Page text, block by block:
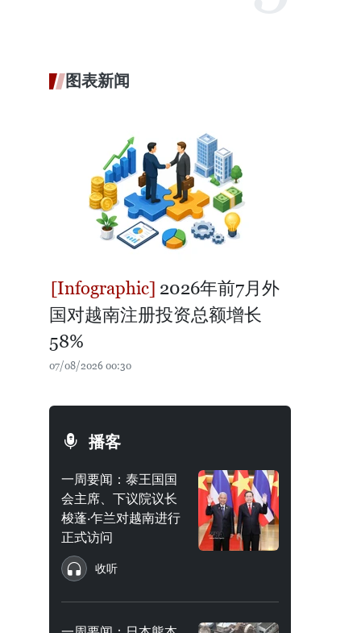
图表新闻
2026年前7月外
国对越南注册投资总额增长
58%
07/08/2026 00:30
播客
一周要闻：泰王国国
会主席、下议院议长
梭蓬·乍兰对越南进行
正式访问
收听